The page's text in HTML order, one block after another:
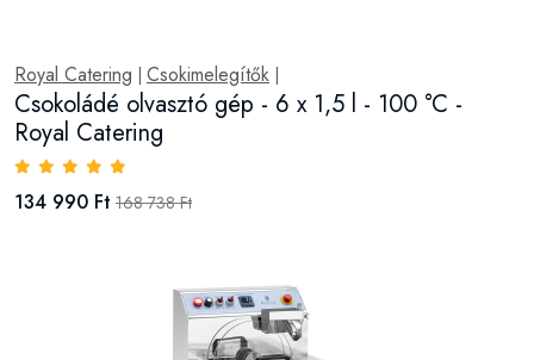
Royal Catering Csokimelegítők
Csokoládé olvasztó gép - 6 x 1,5 l - 100 °C -
Royal Catering
134 990 Ft 168 738 Ft